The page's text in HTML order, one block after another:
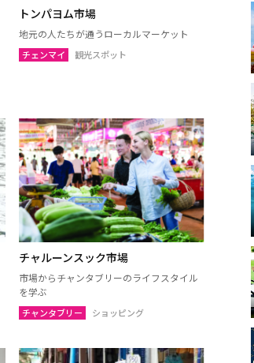
シンブリー
パンガー
ナラーティワート
パッタルン
ソンクラー
トンパヨム市場
地元の人たちが通うローカルマーケット
チェンマイ 観光スポット
チャルーンスック市場
市場からチャンタブリーのライフスタイル
を学ぶ
チャンタブリー ショッピング